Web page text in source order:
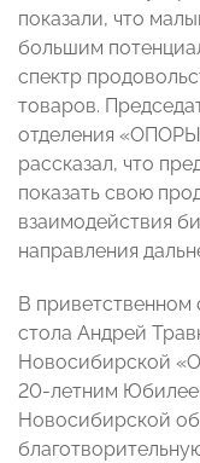
показали, что
большим
спектр
товаров.
отделения
рассказал, что
показать свою
взаимодействия
направления
В приветственном
стола Андрей
Новосибирской
20-летним
Новосибирской